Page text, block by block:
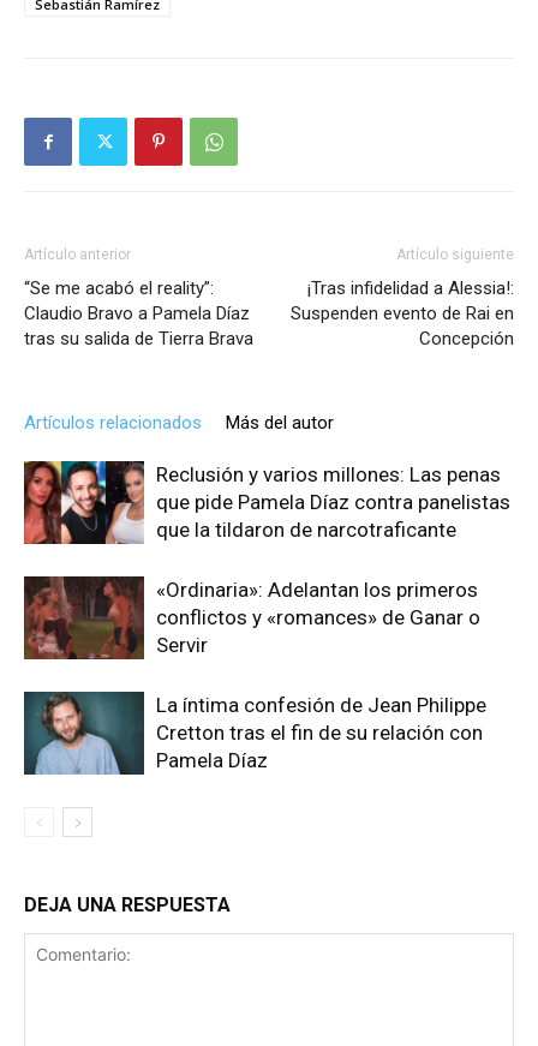
Sebastián Ramírez
Artículo anterior
“Se me acabó el reality”:
Claudio Bravo a Pamela Díaz
tras su salida de Tierra Brava
Artículo siguiente
¡Tras infidelidad a Alessia!:
Suspenden evento de Rai en
Concepción
Artículos relacionados Más del autor
Reclusión y varios millones: Las penas
que pide Pamela Díaz contra panelistas
que la tildaron de narcotraficante
«Ordinaria»: Adelantan los primeros
conflictos y «romances» de Ganar o
Servir
La íntima confesión de Jean Philippe
Cretton tras el fin de su relación con
Pamela Díaz
DEJA UNA RESPUESTA